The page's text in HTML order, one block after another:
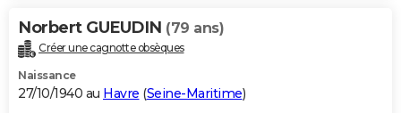
Norbert GUEUDIN (79 ans)
Créer une cagnotte obsèques
Naissance
27/10/1940 au Havre (Seine-Maritime)